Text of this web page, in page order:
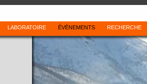
LABORATOIRE ÉVÈNEMENTS RECHERCHE